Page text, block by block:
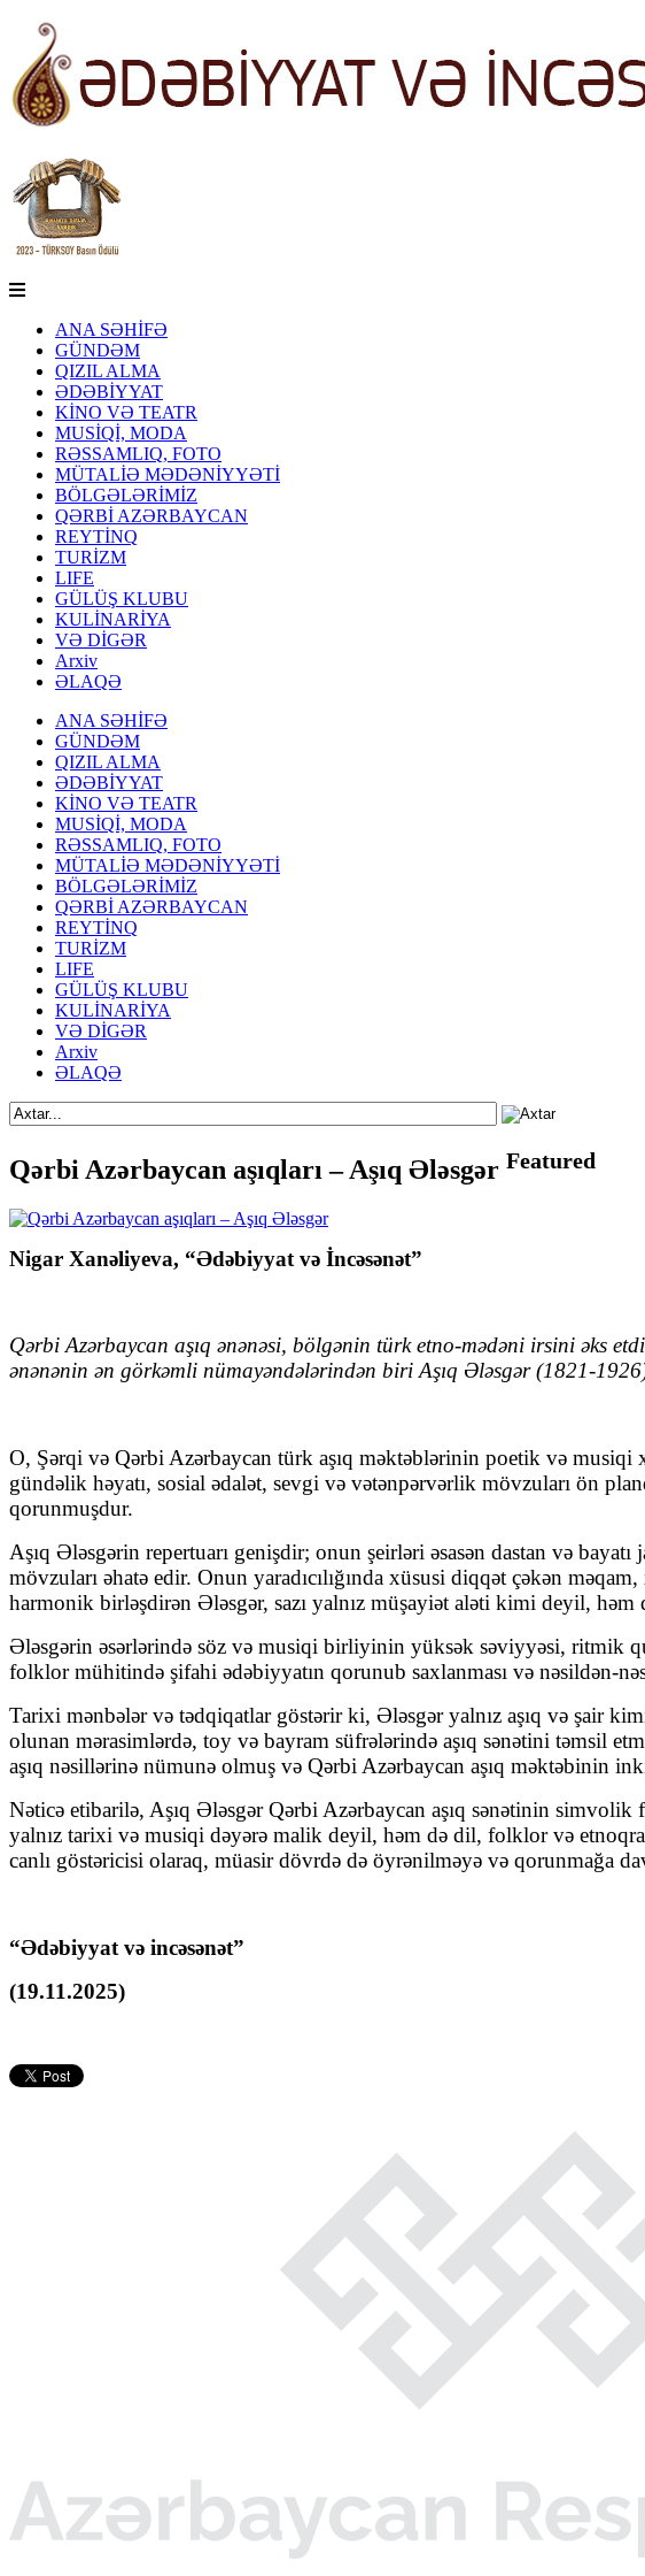
ANA SƏHİFƏ
GÜNDƏM
QIZIL ALMA
ƏDƏBİYYAT
KİNO VƏ TEATR
MUSİQİ, MODA
RƏSSAMLIQ, FOTO
MÜTALİƏ MƏDƏNİYYƏTİ
BÖLGƏLƏRİMİZ
QƏRBİ AZƏRBAYCAN
REYTİNQ
TURİZM
LIFE
GÜLÜŞ KLUBU
KULİNARİYA
VƏ DİGƏR
Arxiv
ƏLAQƏ
ANA SƏHİFƏ
GÜNDƏM
QIZIL ALMA
ƏDƏBİYYAT
KİNO VƏ TEATR
MUSİQİ, MODA
RƏSSAMLIQ, FOTO
MÜTALİƏ MƏDƏNİYYƏTİ
BÖLGƏLƏRİMİZ
QƏRBİ AZƏRBAYCAN
REYTİNQ
TURİZM
LIFE
GÜLÜŞ KLUBU
KULİNARİYA
VƏ DİGƏR
Arxiv
ƏLAQƏ
Qərbi Azərbaycan aşıqları – Aşıq Ələsgər Featured
Nigar Xanəliyeva, “Ədəbiyyat və İncəsənət”
Qərbi Azərbaycan aşıq ənənəsi, bölgənin türk etno-mədəni irsini əks
ənənənin ən görkəmli nümayəndələrindən biriAşıq Ələsgər (1821-
O, Şərqi və Qərbi Azərbaycan türk aşıq məktəblərinin poetik və musiqi
gündəlik həyatı, sosial ədalət, sevgi və vətənpərvərlik mövzuları ön
qorunmuşdur.
Aşıq Ələsgərin repertuarı genişdir; onun şeirləri əsasən dastan və bayatı
mövzuları əhatə edir. Onun yaradıcılığında xüsusi diqqət çəkən
harmonik birləşdirən Ələsgər, sazı yalnız müşayiət aləti kimi deyil,
Ələsgərin əsərlərində söz və musiqi birliyinin yüksək səviyyəsi, ritmik
folklor mühitində şifahi ədəbiyyatın qorunub saxlanması və nəsildən-
Tarixi mənbələr və tədqiqatlar göstərir ki, Ələsgər yalnız aşıq və şair
olunan mərasimlərdə, toy və bayram süfrələrində aşıq sənətini təmsil
aşıq nəsillərinə nümunə olmuş və Qərbi Azərbaycan aşıq məktəbinin
Nəticə etibarilə, Aşıq Ələsgər Qərbi Azərbaycan aşıq sənətinin
yalnız tarixi və musiqi dəyərə malik deyil, həm də dil, folklor və
canlı göstəricisi olaraq, müasir dövrdə də öyrənilməyə və qorunmağa
“Ədəbiyyat və incəsənət”
(19.11.2025)